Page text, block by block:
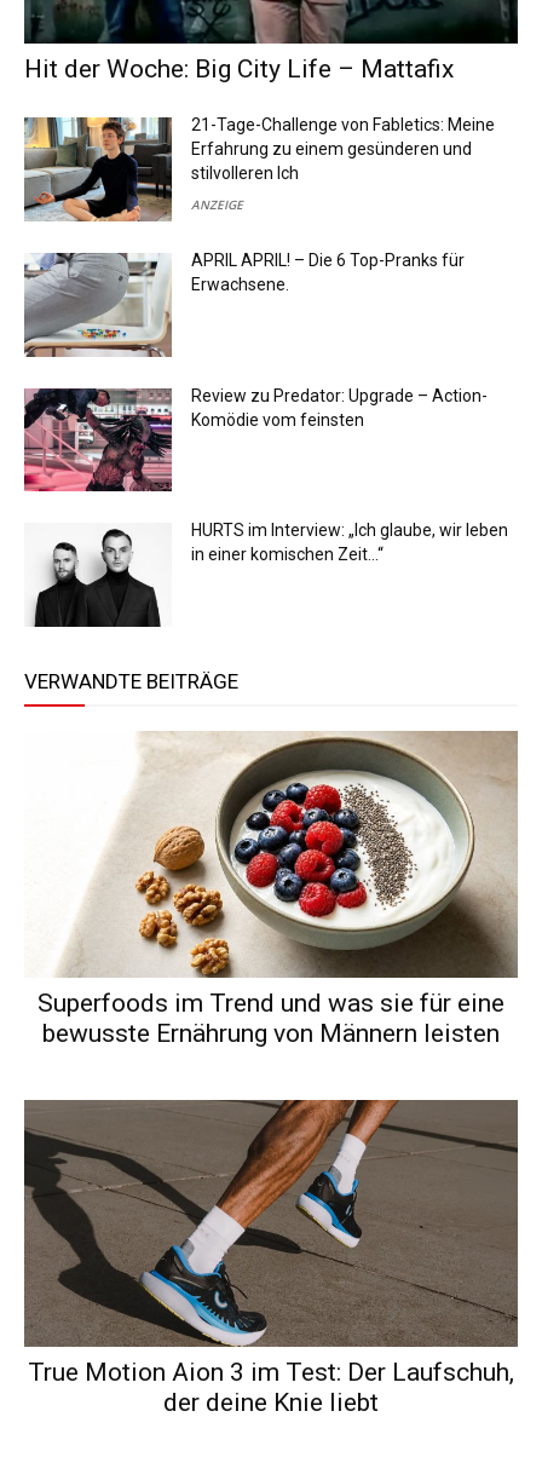
Hit der Woche: Big City Life – Mattafix
21-Tage-Challenge von Fabletics: Meine
Erfahrung zu einem gesünderen und
stilvolleren Ich
ANZEIGE
APRIL APRIL! – Die 6 Top-Pranks für
Erwachsene.
Review zu Predator: Upgrade – Action-
Komödie vom feinsten
HURTS im Interview: „Ich glaube, wir leben
in einer komischen Zeit…“
VERWANDTE BEITRÄGE
Superfoods im Trend und was sie für eine
bewusste Ernährung von Männern leisten
True Motion Aion 3 im Test: Der Laufschuh,
der deine Knie liebt